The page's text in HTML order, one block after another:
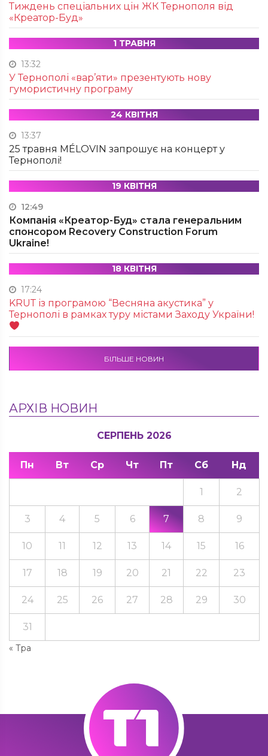
Тиждень спеціальних цін ЖК Тернополя від
«Креатор-Буд»
1 ТРАВНЯ
13:32
У Тернополі «вар’яти» презентують нову
гумористичну програму
24 КВІТНЯ
13:37
25 травня MÉLOVIN запрошує на концерт у
Тернополі!
19 КВІТНЯ
12:49
Компанія «Креатор-Буд» стала генеральним
спонсором Recovery Construction Forum
Ukraine!
18 КВІТНЯ
17:24
KRUТ із програмою “Весняна акустика” у
Тернополі в рамках туру містами Заходу України!
БІЛЬШЕ НОВИН
АРХІВ НОВИН
СЕРПЕНЬ 2026
Пн Вт Ср Чт Пт Сб Нд
« Тра
1 2
3 4 5 6 7 8 9
10 11 12 13 14 15 16
17 18 19 20 21 22 23
24 25 26 27 28 29 30
31